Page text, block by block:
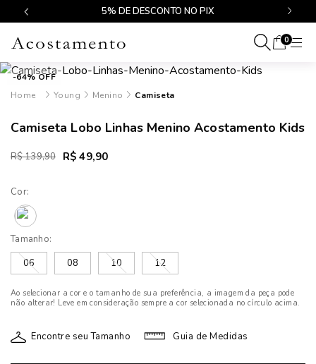
5% DE DESCONTO NO PIX
0
-64% OFF
Young
Menino Camiseta
Camiseta Lobo Linhas Menino Acostamento Kids
R$ 139,90 R$ 49,90
Cor:
Tamanho:
06
08 10 12
Ao selecionar a cor e o tamanho de sua preferência, a imagem da peça pode
não alterar! Leve em consideração sempre a cor selecionada no círculo acima.
Encontre seu Tamanho Guia de Medidas